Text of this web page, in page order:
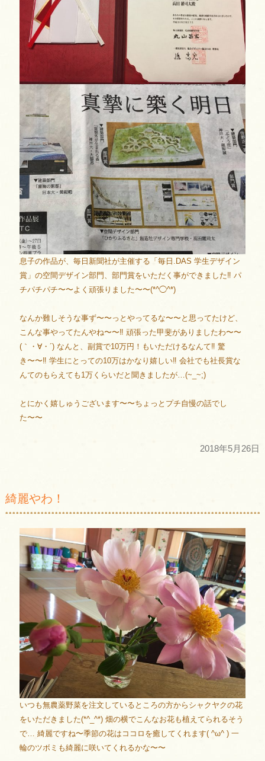
息子の作品が、毎日新聞社が主催する「毎日.DAS 学生デザイン
賞」の空間デザイン部門、部門賞をいただく事ができました‼︎ パ
チパチパチ〜〜よく頑張りました〜〜(*^◯^*)
なんか難しそうな事ず〜〜っとやってるな〜〜と思ってたけど、
こんな事やってたんやね〜〜‼︎ 頑張った甲斐がありましたわ〜〜
(｀・∀・´) なんと、副賞で10万円！もいただけるなんて‼︎ 驚
き〜〜‼︎ 学生にとっての10万はかなり嬉しい‼︎ 会社でも社長賞な
んてのもらえても1万くらいだと聞きましたが…(~_~;)
とにかく嬉しゅうございます〜〜ちょっとプチ自慢の話でし
た〜〜
2018年5月26日
綺麗やわ！
いつも無農薬野菜を注文しているところの方からシャクヤクの花
をいただきました(*^_^*) 畑の横でこんなお花も植えてられるそう
で… 綺麗ですね〜季節の花はココロを癒してくれます( ^ω^ ) 一
輪のツボミも綺麗に咲いてくれるかな〜〜